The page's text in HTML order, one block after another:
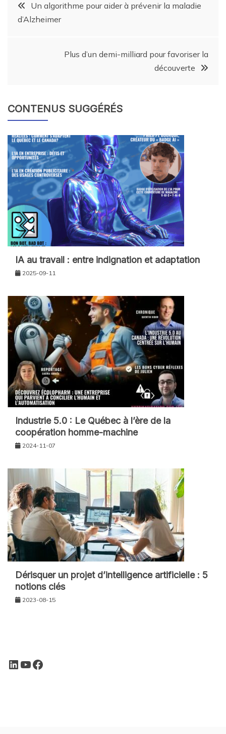
Un algorithme pour aider à prévenir la maladie
d’Alzheimer
Plus d’un demi-milliard pour favoriser la
découverte
CONTENUS SUGGÉRÉS
IA au travail : entre indignation et adaptation
2025-09-11
Industrie 5.0 : Le Québec à l’ère de la
coopération homme-machine
2024-11-07
Dérisquer un projet d’intelligence artificielle : 5
notions clés
2023-08-15